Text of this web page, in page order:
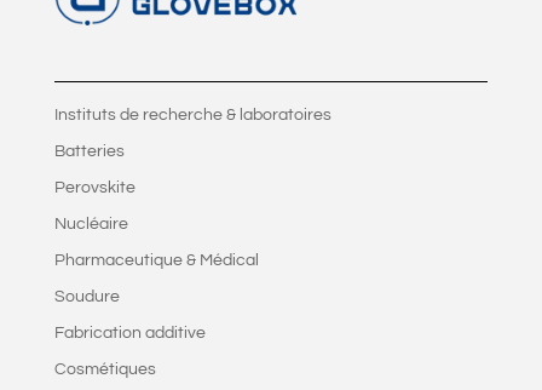
Instituts de recherche & laboratoires
Batteries
Perovskite
Nucléaire
Pharmaceutique & Médical
Soudure
Fabrication additive
Cosmétiques